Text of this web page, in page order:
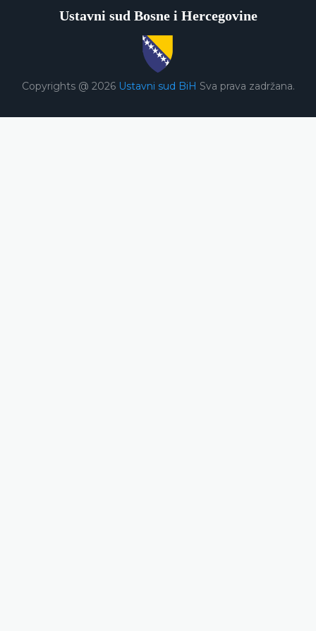
Ustavni sud Bosne i Hercegovine
Copyrights @ 2026 Ustavni sud BiH Sva prava zadržana.